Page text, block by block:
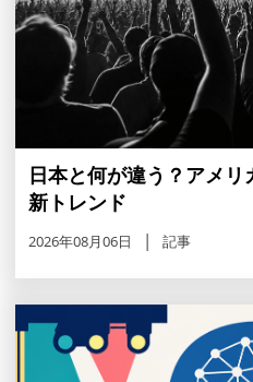
日本と何が違う？アメ
新トレンド
2026年08月06日 記事